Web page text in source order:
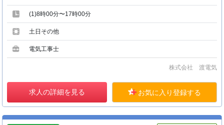
(1)8時00分〜17時00分
土日その他
電気工事士
株式会社 渡電気
求人の詳細を見る お気に入り登録する